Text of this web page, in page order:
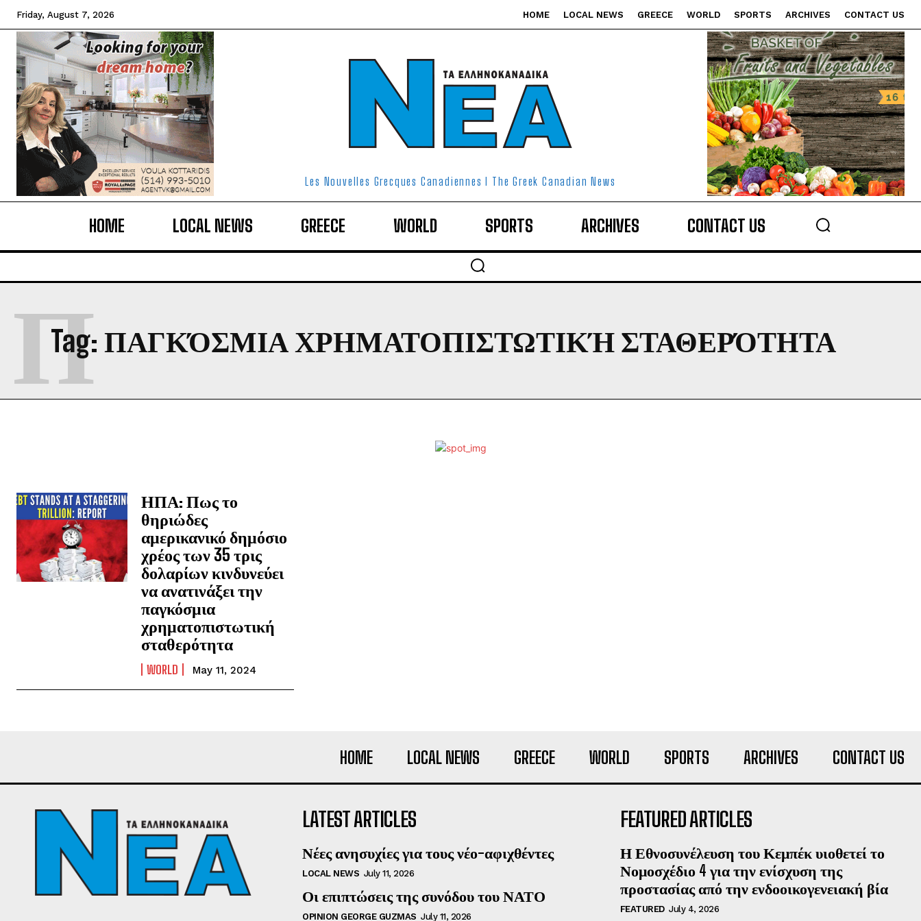
Friday, August 7, 2026 HOME LOCAL NEWS GREECE WORLD SPORTS ARCHIVES CONTACT US
Les Nouvelles Grecques Canadiennes I The Greek Canadian News
HOME LOCAL NEWS GREECE WORLD SPORTS ARCHIVES CONTACT US
Tag: ΠΑΓΚΌΣΜΙΑ ΧΡΗΜΑΤΟΠΙΣΤΩΤΙΚΉ ΣΤΑΘΕΡΌΤΗΤΑ
Π
ΗΠΑ: Πως το
θηριώδες
αμερικανικό δημόσιο
χρέος των 35 τρις
δολαρίων κινδυνεύει
να ανατινάξει την
παγκόσμια
χρηματοπιστωτική
σταθερότητα
WORLD May 11, 2024
HOME LOCAL NEWS GREECE WORLD SPORTS ARCHIVES CONTACT US
LATEST ARTICLES
Νέες ανησυχίες για τους νέο-αφιχθέντες
LOCAL NEWS July 11, 2026
Οι επιπτώσεις της συνόδου του ΝΑΤΟ
OPINION GEORGE GUZMAS July 11, 2026
FEATURED ARTICLES
Η Εθνοσυνέλευση του Κεμπέκ υιοθετεί το
Νομοσχέδιο 4 για την ενίσχυση της
προστασίας από την ενδοοικογενειακή βία
FEATURED July 4, 2026